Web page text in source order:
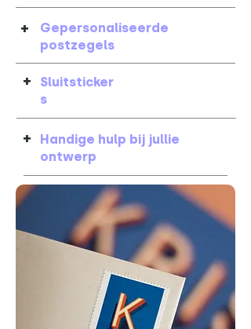
+
Gepersonaliseerde
postzegels
+
Sluitsticker
s
+
Handige hulp bij jullie
ontwerp